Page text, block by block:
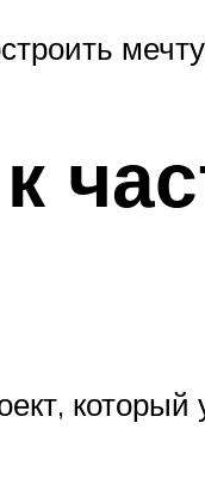
который